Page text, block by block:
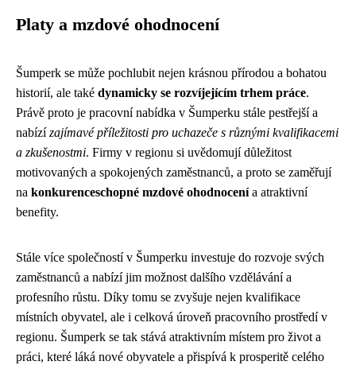
Platy a mzdové ohodnocení
Šumperk se může pochlubit nejen krásnou přírodou a bohatou
historií, ale také dynamicky se rozvíjejícím trhem práce.
Právě proto je pracovní nabídka v Šumperku stále pestřejší a
nabízízajímavé příležitosti pro uchazeče s různými kvalifikacemi
a zkušenostmi. Firmy v regionu si uvědomují důležitost
motivovaných a spokojených zaměstnanců, a proto se zaměřují
na konkurenceschopné mzdové ohodnocenía atraktivní
benefity.
Stále více společností v Šumperku investuje do rozvoje svých
zaměstnanců a nabízí jim možnost dalšího vzdělávání a
profesního růstu. Díky tomu se zvyšuje nejen kvalifikace
místních obyvatel, ale i celková úroveň pracovního prostředí v
regionu. Šumperk se tak stává atraktivním místem pro život a
práci, které láká nové obyvatele a přispívá k prosperitě celého